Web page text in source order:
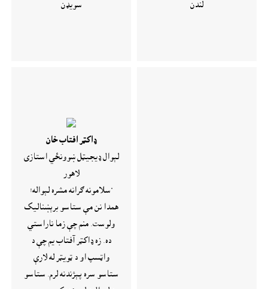
لندن
سويډن
ډاکټر افتاب خان
لېوال ډيجيټل ښوونځي استازى
لاهور
"سلامونه ګرانه مشره لېواله!
همدا نن مې ستاسو برېښناليک
ولوست. منم چې زما ناراستي
ده. زه ډاکټر آفتاب يم چې د
واټسپ او د ټويټر له لارې
ستاسو سره پېژندنه لرم. ستاسو